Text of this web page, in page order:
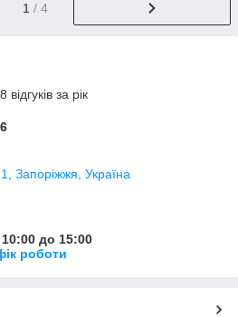
1 / 4
за рік
Запоріжжя, Україна
до 15:00
роботи